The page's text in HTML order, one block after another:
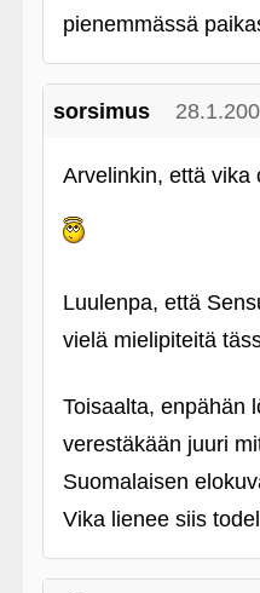
pienemmässä
sorsimus
Arvelinkin, että vika
Luulenpa, että
vielä mielipiteitä
Toisaalta, enpähän
verestäkään juuri
Suomalaisen
Vika lienee siis